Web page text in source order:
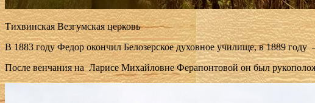
Тихвинская Везгумская церковь
В 1883 году Федор окончил Белозерское духовное училище, в 1889
После венчания на Ларисе Михайловне Ферапонтовой он был